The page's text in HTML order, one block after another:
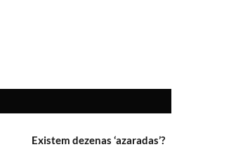
Existem dezenas ‘azaradas’?